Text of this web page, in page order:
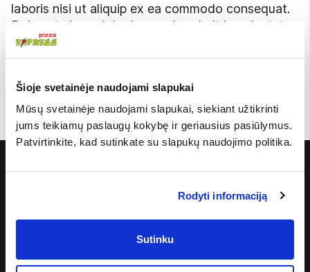
Šioje svetainėje naudojami slapukai
Mūsų svetainėje naudojami slapukai, siekiant užtikrinti
jums teikiamų paslaugų kokybę ir geriausius pasiūlymus.
Patvirtinkite, kad sutinkate su slapukų naudojimo politika.
Rodyti informaciją
Sutinku
laboris nisi ut aliquip ex ea commodo consequat.
Duis aute irure dolor in reprehenderit in voluptate
velit esse cillum dolore eu fugiat nulla pariatur.
Excepteur sint occaecat cupidatat non proident,
laborum
APIE MUS